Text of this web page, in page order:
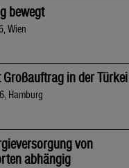
bewegt
Wien
Großauftrag in der Türkei
Hamburg
von
abhängig